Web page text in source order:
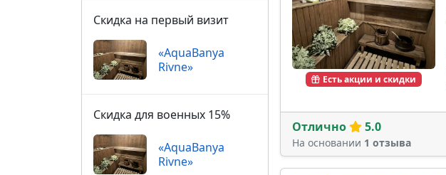
Есть акции и скидки
Отлично 5.0
На основании 1 отзыва
Скидка на первый визит
«AquaBanya
Rivne»
Скидка для военных 15%
«AquaBanya
Rivne»